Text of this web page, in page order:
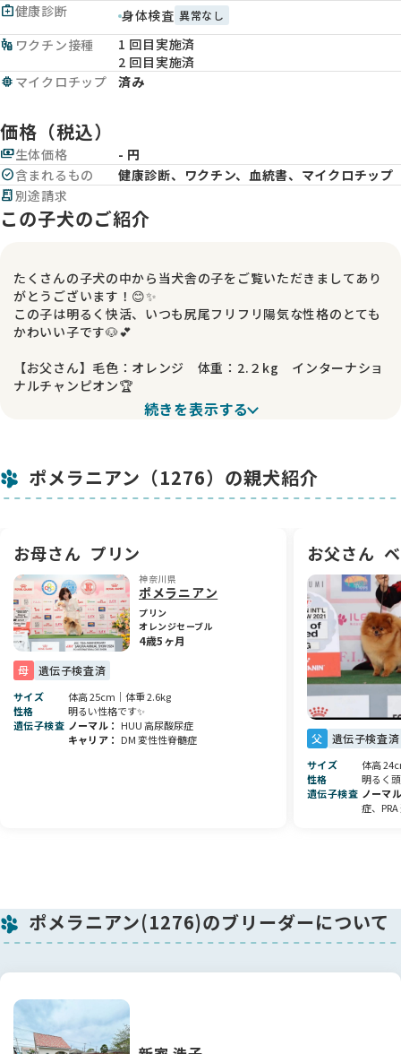
medical_services健康診断 身体検査 異常なし
vaccines ワクチン接種
1 回目実施済
2 回目実施済
memory マイクロチップ 済み
価格（税込）
payments生体価格
- 円
check_circle含まれるもの
健康診断、ワクチン、血統書、マイクロチップ
receipt_long 別途請求
この子犬のご紹介
たくさんの子犬の中から当犬舎の子をご覧いただきましてあり
がとうございます！😊✨
この子は明るく快活、いつも尻尾フリフリ陽気な性格のとても
かわいい子です🐶💕
【お父さん】毛色：オレンジ 体重：2.２kg インターナショ
ナルチャンピオン🏆
【お母さん】毛色：オレンジセーブル 体重：2.４kg インタ
お父さん、お母さん似でショートバック、キュートな女の子
で、
ポメラニアン専門犬舎でしか出会えないクオリティです✨
毎日フードは全て完食！🍽️
持ってみればわかりますがしっかりした体格です💪
母犬や先住犬達と育っていますので、社会性もしっかり身に着
けています🐾
犬にも人間にもとてもフレンドリーです😊
現在（成犬）の体重：2.2kg
・ワクチン接種済み（第１回、第２回）💉
・マイクロチップ挿入済み
・狂犬病予防接種済み💉
当初、当犬舎に残す予定の子でしたが、ブリーダー犬舎に残す
続きを表示する
ポメラニアン（1276）の親犬紹介
お母さん プリン
神奈川県
ポメラニアン
プリン
オレンジセーブル
4歳5ヶ月
母
遺伝子検査済
サイズ
体高 25cm｜体重 2.6kg
性格
明るい性格です✨
遺伝子検査 ノーマル
HUU 高尿酸尿症
キャリア
DM 変性性脊髄症
お父さん
父 遺伝子検査済
サイズ
体高
性格
明るく
遺伝子検査 ノーマ
症、
ポメラニアン(1276)のブリーダーについて